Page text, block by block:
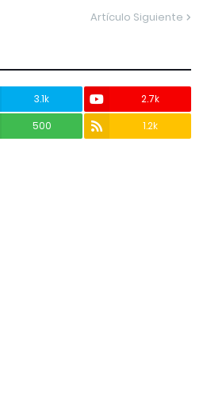
Artículo Siguiente
3.1k
2.7k
500 1.2k